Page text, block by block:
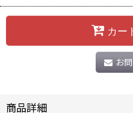
カー
お
商品詳細